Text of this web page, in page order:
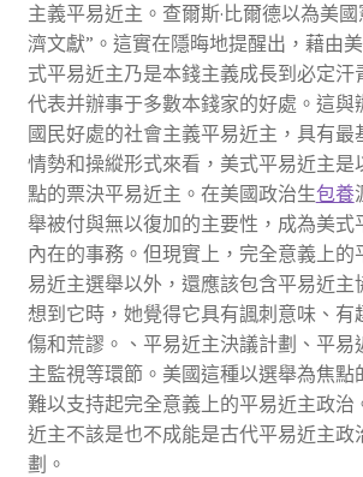
主義平易近主。查爾斯·比爾德以為美
濟文獻”。這實在隱晦地提醒出，藉由
式平易近主乃是本錢主義成長到必定汗
代表并辦事于多數本錢家的好處。這與
國民好處的社會主義平易近主，具有最
情勢和操縱形式來看，美式平易近主是
點的票決平易近主。在美國政治生包養
舉被付與無以復加的主要性，成為美式
內在的事務。但現實上，完全意義上的
易近主選舉以外，還應該包含平易近主
想到它時，她覺得它具有諷刺意味、有
傷和荒謬。、平易近主決議計劃、平易
主監視等環節。美國這種以選舉為焦點
難以支持起完全意義上的平易近主政治
近主不該是也不成能是古代平易近主政
劃。